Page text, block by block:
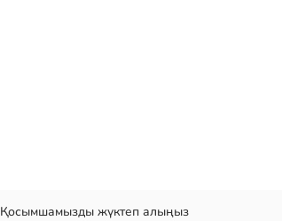
Қосымшамызды жүктеп алыңыз